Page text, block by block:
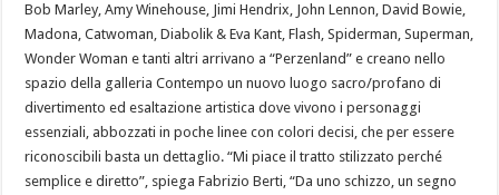
Bob Marley, Amy Winehouse, Jimi Hendrix, John Lennon, David Bowie,
Madona, Catwoman, Diabolik & Eva Kant, Flash, Spiderman, Superman,
Wonder Woman e tanti altri arrivano a “Perzenland” e creano nello
spazio della galleria Contempo un nuovo luogo sacro/profano di
divertimento ed esaltazione artistica dove vivono i personaggi
essenziali, abbozzati in poche linee con colori decisi, che per essere
riconoscibili basta un dettaglio. “Mi piace il tratto stilizzato perché
semplice e diretto”, spiega Fabrizio Berti, “Da uno schizzo, un segno